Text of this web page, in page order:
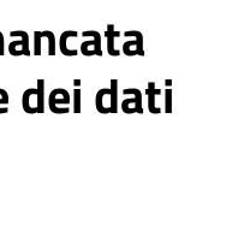
dei dati